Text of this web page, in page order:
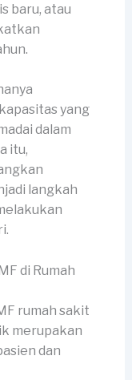
baru, atau
yang
dalam
itu,
langkah
di Rumah
rumah sakit
merupakan
dan